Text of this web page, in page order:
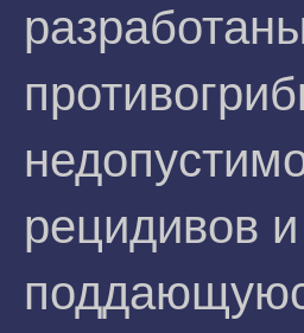
рецидивов